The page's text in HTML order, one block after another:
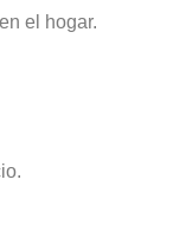
el hogar.